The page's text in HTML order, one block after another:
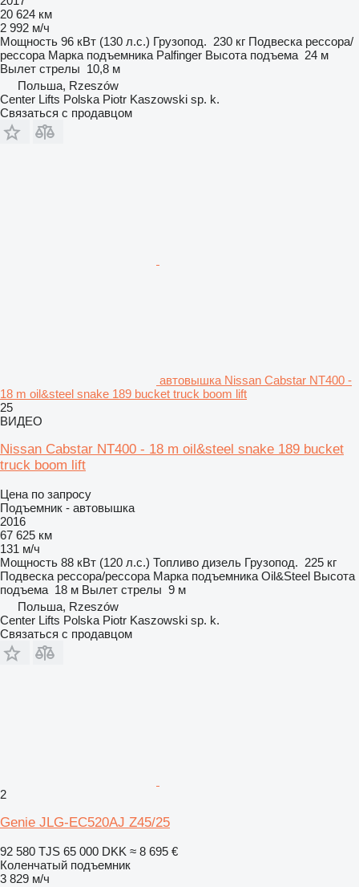
20 624 км
2 992 м/ч
Мощность 96 кВт (130 л.с.) Грузопод. 230 кг Подвеска рессора/
рессора Марка подъемника Palfinger Высота подъема 24 м
Вылет стрелы 10,8 м
Польша, Rzeszów
Center Lifts Polska Piotr Kaszowski sp. k.
Связаться с продавцом
автовышка Nissan Cabstar NT400 -
18 m oil&steel snake 189 bucket truck boom lift
25
ВИДЕО
Nissan Cabstar NT400 - 18 m oil&steel snake 189 bucket
truck boom lift
Цена по запросу
Подъемник - автовышка
2016
67 625 км
131 м/ч
Мощность 88 кВт (120 л.с.) Топливо дизель Грузопод. 225 кг
Подвеска рессора/рессора Марка подъемника Oil&Steel Высота
подъема 18 м Вылет стрелы 9 м
Польша, Rzeszów
Center Lifts Polska Piotr Kaszowski sp. k.
Связаться с продавцом
2
Genie JLG-EC520AJ Z45/25
92 580 TJS 65 000 DKK ≈ 8 695 €
Коленчатый подъемник
3 829 м/ч